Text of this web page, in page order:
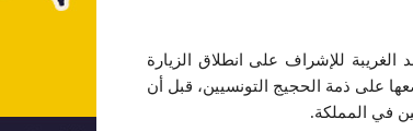
للإشراف على انطلاق الزيارة
على ذمة الحجيج التونسيين، قبل أن
في المملكة.